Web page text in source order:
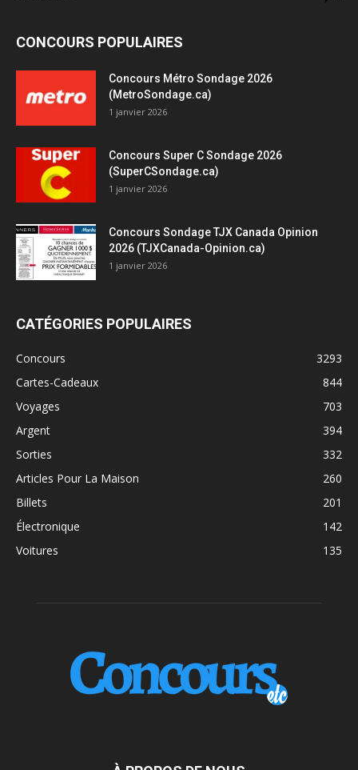
CONCOURS POPULAIRES
Concours Métro Sondage 2026
(MetroSondage.ca)
1 janvier 2026
Concours Super C Sondage 2026
(SuperCSondage.ca)
1 janvier 2026
Concours Sondage TJX Canada Opinion
2026 (TJXCanada-Opinion.ca)
1 janvier 2026
CATÉGORIES POPULAIRES
Concours
3293
Cartes-Cadeaux
844
Voyages
703
Argent
394
Sorties
332
Articles Pour La Maison
260
Billets
201
Électronique
142
Voitures
135